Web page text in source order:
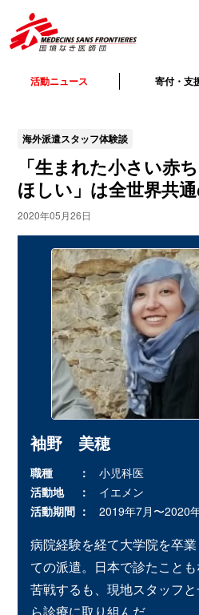
活動ニュース 寄付・支
海外派遣スタッフ体験談
「生まれた小さい赤
ほしい」は全世界共
2020年05月26日
袖野 美穂
職種
小児科医
活動地
イエメン
活動期間
2019年7月〜2020
病院経験を経て大学院を卒
ての派遣。日本で診たこと
苦戦するも、現地スタッフ
ら診療に取り組んだ。